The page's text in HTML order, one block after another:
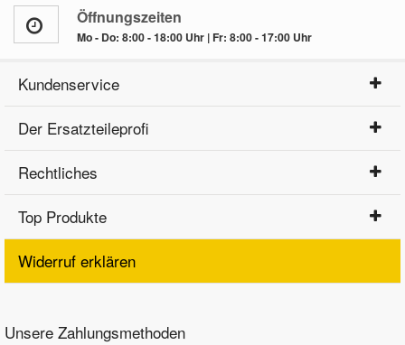
Öffnungszeiten
Mo - Do: 8:00 - 18:00 Uhr | Fr: 8:00 - 17:00 Uhr
Kundenservice
Der Ersatzteileprofi
Rechtliches
Top Produkte
Widerruf erklären
Unsere Zahlungsmethoden